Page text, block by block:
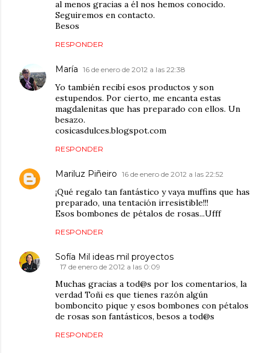
al menos gracias a él nos hemos conocido.
Seguiremos en contacto.
Besos
RESPONDER
María 16 de enero de 2012 a las 22:38
Yo también recibí esos productos y son
estupendos. Por cierto, me encanta estas
magdalenitas que has preparado con ellos. Un
besazo.
cosicasdulces.blogspot.com
RESPONDER
Mariluz Piñeiro 16 de enero de 2012 a las 22:52
¡Qué regalo tan fantástico y vaya muffins que has
preparado, una tentación irresistible!!!
Esos bombones de pétalos de rosas...Ufff
RESPONDER
Sofía Mil ideas mil proyectos
17 de enero de 2012 a las 0:09
Muchas gracias a tod@s por los comentarios, la
verdad Toñi es que tienes razón algún
bomboncito pique y esos bombones con pétalos
de rosas son fantásticos, besos a tod@s
RESPONDER